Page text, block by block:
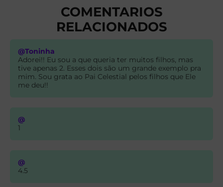
COMENTARIOS
RELACIONADOS
@Toninha
Adorei!! Eu sou a que queria ter muitos filhos, mas
tive apenas 2. Esses dois são um grande exemplo pra
mim. Sou grata ao Pai Celestial pelos filhos que Ele
me deu!!
@
1
@
4.5